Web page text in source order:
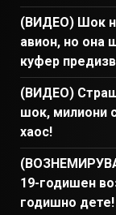
(ВИДЕО) Шок
авион, но она
куфер
(ВИДЕО)
шок, милиони
хаос!
19-годишен
годишно дете!